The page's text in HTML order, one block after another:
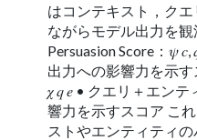
はコンテキスト，ク
ながらモデル出力を
Persuasion Score：𝜓
出力への影響力を示す
𝜒 𝑞 𝑒 • クエリ＋エン
響力を示すスコア こ
ストやエンティティ